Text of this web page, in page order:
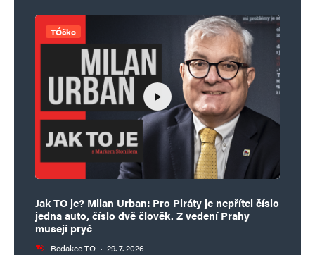
TÓčko
Jak TO je? Milan Urban: Pro Piráty je nepřítel číslo
jedna auto, číslo dvě člověk. Z vedení Prahy
musejí pryč
Redakce TO · 29. 7. 2026